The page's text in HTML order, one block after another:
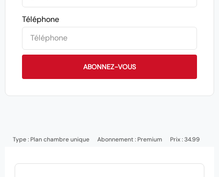
Téléphone
ABONNEZ-VOUS
Type : Plan chambre unique Abonnement : Premium Prix : 34.99